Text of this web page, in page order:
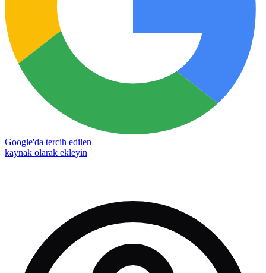
Google'da tercih edilen
kaynak olarak ekleyin